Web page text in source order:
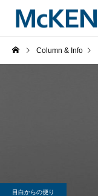
Column & Info
目白からの便り